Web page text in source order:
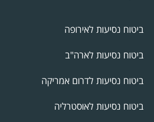
ביטוח נסיעות לאירופה
ביטוח נסיעות לארה"ב
ביטוח נסיעות לדרום אמריקה
ביטוח נסיעות לאוסטרליה